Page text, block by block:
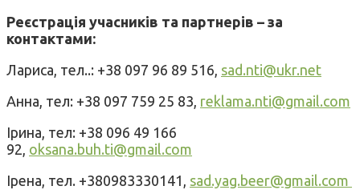
Реєстрація учасників та партнерів – за
контактами:
Лариса, тел..: +38 097 96 89 516, sad.nti@ukr.net
Анна, тел: +38 097 759 25 83, reklama.nti@gmail.com
Ірина, тел: +38 096 49 166
92, oksana.buh.ti@gmail.com
Ірена, тел. +380983330141, sad.yag.beer@gmail.com